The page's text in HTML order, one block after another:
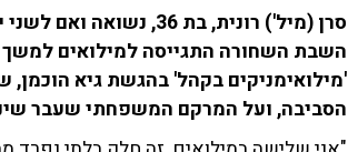
סרן (מיל') רונית, בת
השבת השחורה התגייסה למילואים למשך כמעט שנה -
'מילואימניקים בקהל' בהגשת גיא הוכמן,
הסביבה, ועל המרקם המשפחתי שעבר